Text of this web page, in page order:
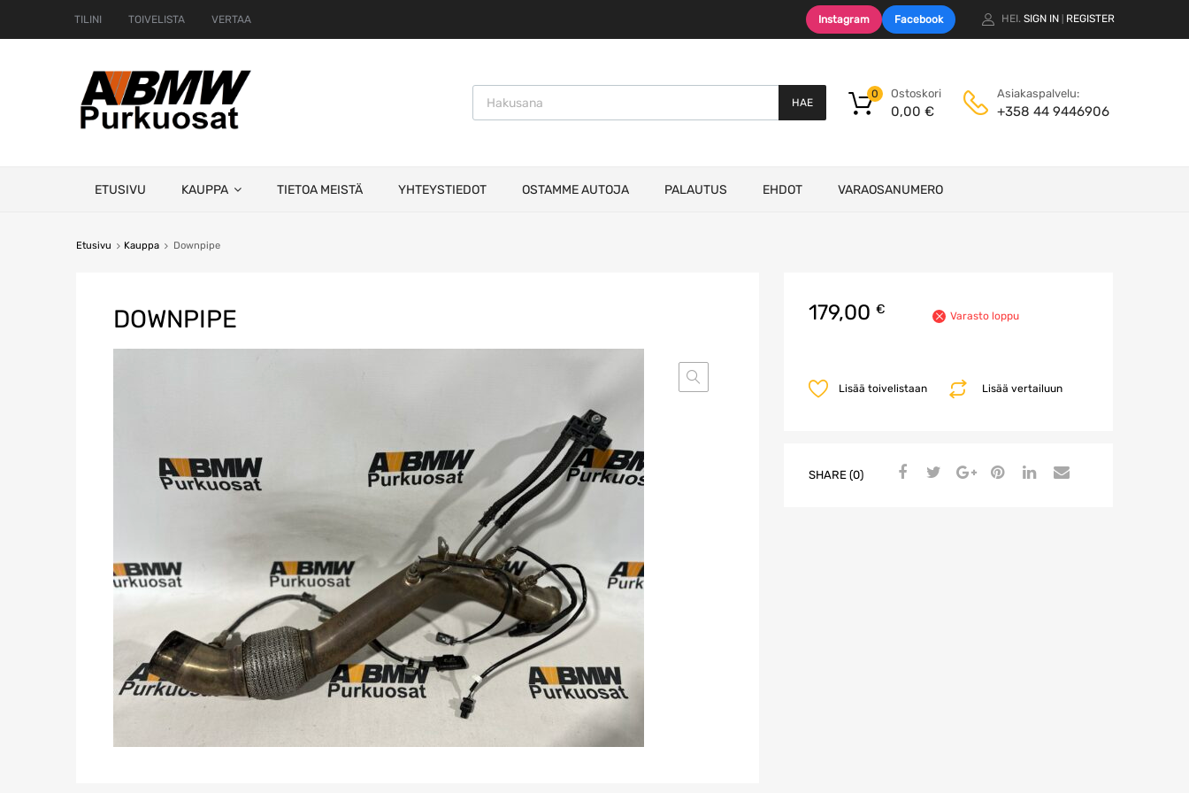
TILINI TOIVELISTA VERTAA Instagram Facebook HEI. SIGN IN REGISTER
Products search
HAE
Ostoskori
0,00 €
0 Asiakaspalvelu:
+358 44 9446906
ETUSIVU KAUPPA TIETOA MEISTÄ YHTEYSTIEDOT OSTAMME AUTOJA PALAUTUS EHDOT VARAOSANUMERO
Etusivu Kauppa Downpipe
DOWNPIPE 179,00 € Varasto loppu
Lisää vertailuun
Lisää toivelistaan
SHARE (0)